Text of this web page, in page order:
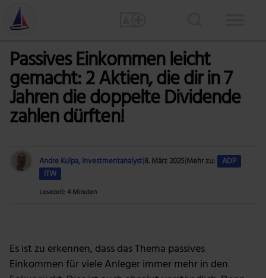
Passives Einkommen leicht
gemacht: 2 Aktien, die dir in 7
Jahren die doppelte Dividende
zahlen dürften!
Andre Kulpa, Investmentanalyst8. März 2025Mehr zu: ADP
ITW
Lesezeit: 4 Minuten
Es ist zu erkennen, dass das Thema passives
Einkommen für viele Anleger immer mehr in den